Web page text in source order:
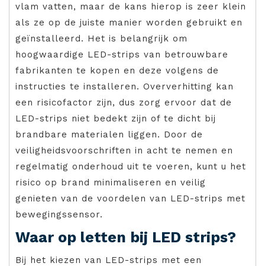
vlam vatten, maar de kans hierop is zeer klein
als ze op de juiste manier worden gebruikt en
geïnstalleerd. Het is belangrijk om
hoogwaardige LED-strips van betrouwbare
fabrikanten te kopen en deze volgens de
instructies te installeren. Oververhitting kan
een risicofactor zijn, dus zorg ervoor dat de
LED-strips niet bedekt zijn of te dicht bij
brandbare materialen liggen. Door de
veiligheidsvoorschriften in acht te nemen en
regelmatig onderhoud uit te voeren, kunt u het
risico op brand minimaliseren en veilig
genieten van de voordelen van LED-strips met
bewegingssensor.
Waar op letten bij LED strips?
Bij het kiezen van LED-strips met een